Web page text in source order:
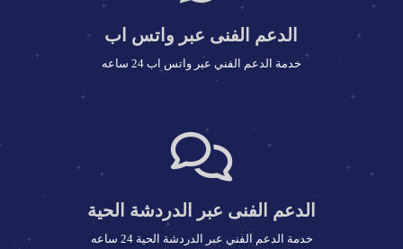
جودة الصوت 64 كيلو بت للثانية
مساحة أوتو دي جي 3 جيجا SSD
عدد المستمعين غير محدود
لوحة تحكم سنتوفا كاست
بث مباشر أوتو دي جي
بث مباشر من جهازك لايف
الدعم الفنى عبر واتس اب
خدمة الدعم الفني عبر واتس اب 24 ساعه
الدعم الفنى عبر الدردشة الحية
خدمة الدعم الفني عبر الدردشة الحية 24 ساعه